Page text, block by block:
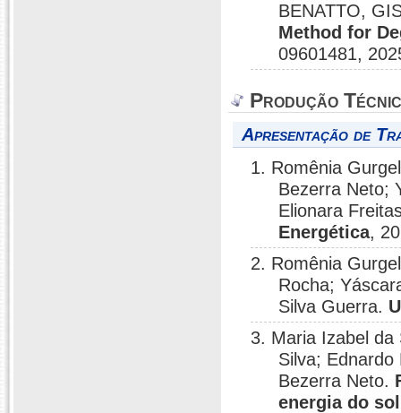
BENATTO,
Method for
09601481,
Produção
Apresentação de
1. Romênia
Bezerra Neto;
Elionara
Energética,
2. Romênia
Rocha;
Silva Guerra.
3. Maria Izabel da
Silva;
Bezerra Neto.
energia do